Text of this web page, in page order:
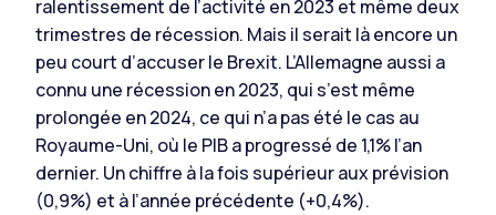
ralentissement de l’activité en 2023 et même deux
trimestres de récession. Mais il serait là encore un
peu court d’accuser le Brexit. L’Allemagne aussi a
connu une récession en 2023, qui s’est même
prolongée en 2024, ce qui n’a pas été le cas au
Royaume-Uni, où le PIB a progressé de 1,1% l’an
dernier. Un chiffre à la fois supérieur aux prévision
(0,9%) et à l’année précédente (+0,4%).